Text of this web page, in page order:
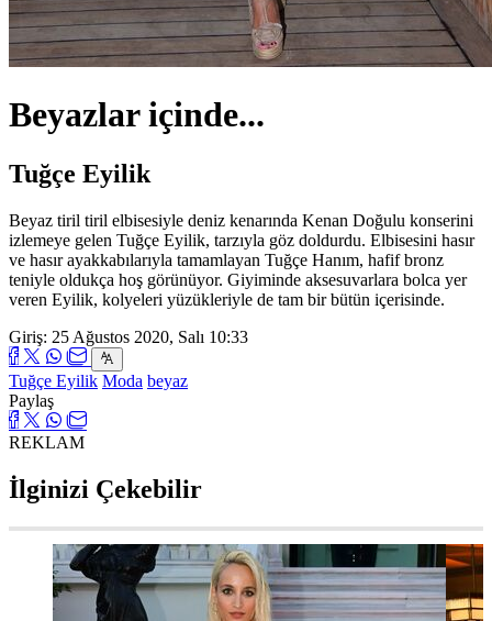
Beyazlar içinde...
Tuğçe Eyilik
Beyaz tiril tiril elbisesiyle deniz kenarında Kenan Doğulu konserini
izlemeye gelen Tuğçe Eyilik, tarzıyla göz doldurdu. Elbisesini hasır
ve hasır ayakkabılarıyla tamamlayan Tuğçe Hanım, hafif bronz
teniyle oldukça hoş görünüyor. Giyiminde aksesuvarlara bolca yer
veren Eyilik, kolyeleri yüzükleriyle de tam bir bütün içerisinde.
Giriş: 25 Ağustos 2020, Salı 10:33
Tuğçe Eyilik Moda beyaz
Paylaş
REKLAM
İlginizi Çekebilir